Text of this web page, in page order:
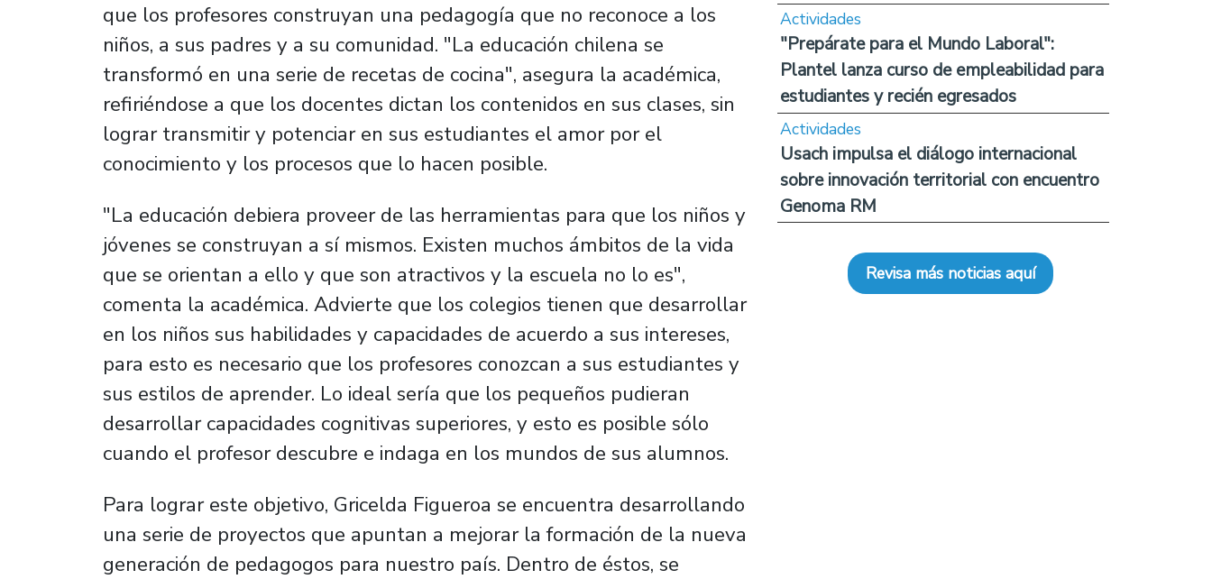
que los profesores construyan una pedagogía que no reconoce a los
niños, a sus padres y a su comunidad. "La educación chilena se
transformó en una serie de recetas de cocina", asegura la académica,
refiriéndose a que los docentes dictan los contenidos en sus clases, sin
lograr transmitir y potenciar en sus estudiantes el amor por el
conocimiento y los procesos que lo hacen posible.
"La educación debiera proveer de las herramientas para que los niños y
jóvenes se construyan a sí mismos. Existen muchos ámbitos de la vida
que se orientan a ello y que son atractivos y la escuela no lo es",
comenta la académica. Advierte que los colegios tienen que desarrollar
en los niños sus habilidades y capacidades de acuerdo a sus intereses,
para esto es necesario que los profesores conozcan a sus estudiantes y
sus estilos de aprender. Lo ideal sería que los pequeños pudieran
desarrollar capacidades cognitivas superiores, y esto es posible sólo
cuando el profesor descubre e indaga en los mundos de sus alumnos.
Para lograr este objetivo, Gricelda Figueroa se encuentra desarrollando
una serie de proyectos que apuntan a mejorar la formación de la nueva
generación de pedagogos para nuestro país. Dentro de éstos, se
Actividades
"Prepárate para el Mundo Laboral":
Plantel lanza curso de empleabilidad para
estudiantes y recién egresados
Actividades
Usach impulsa el diálogo internacional
sobre innovación territorial con encuentro
Genoma RM
Revisa más noticias aquí